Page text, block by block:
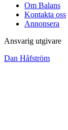
Om Balans
Kontakta oss
Annonsera
Ansvarig utgivare
Dan Håfström